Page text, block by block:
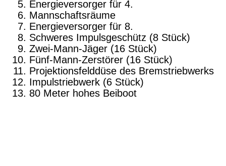
Energieversorger für 4.
Mannschaftsräume
Energieversorger für 8.
Schweres Impulsgeschütz (8 Stück)
Zwei-Mann-Jäger (16 Stück)
Fünf-Mann-Zerstörer (16 Stück)
Projektionsfelddüse des Bremstriebwerks
Impulstriebwerk (6 Stück)
80 Meter hohes Beiboot